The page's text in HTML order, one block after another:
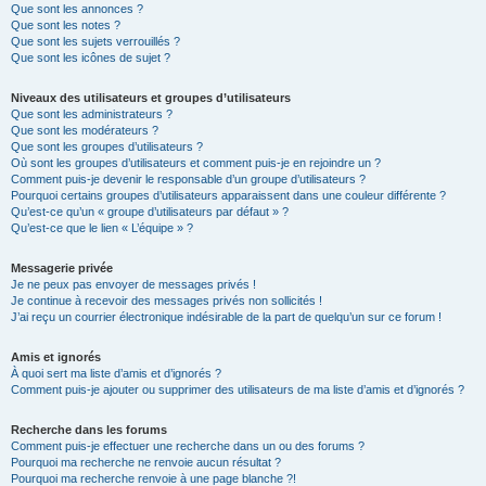
Que sont les annonces ?
Que sont les notes ?
Que sont les sujets verrouillés ?
Que sont les icônes de sujet ?
Niveaux des utilisateurs et groupes d’utilisateurs
Que sont les administrateurs ?
Que sont les modérateurs ?
Que sont les groupes d’utilisateurs ?
Où sont les groupes d’utilisateurs et comment puis-je en rejoindre un ?
Comment puis-je devenir le responsable d’un groupe d’utilisateurs ?
Pourquoi certains groupes d’utilisateurs apparaissent dans une couleur différente ?
Qu’est-ce qu’un « groupe d’utilisateurs par défaut » ?
Qu’est-ce que le lien « L’équipe » ?
Messagerie privée
Je ne peux pas envoyer de messages privés !
Je continue à recevoir des messages privés non sollicités !
J’ai reçu un courrier électronique indésirable de la part de quelqu’un sur ce forum !
Amis et ignorés
À quoi sert ma liste d’amis et d’ignorés ?
Comment puis-je ajouter ou supprimer des utilisateurs de ma liste d’amis et d’ignorés ?
Recherche dans les forums
Comment puis-je effectuer une recherche dans un ou des forums ?
Pourquoi ma recherche ne renvoie aucun résultat ?
Pourquoi ma recherche renvoie à une page blanche ?!